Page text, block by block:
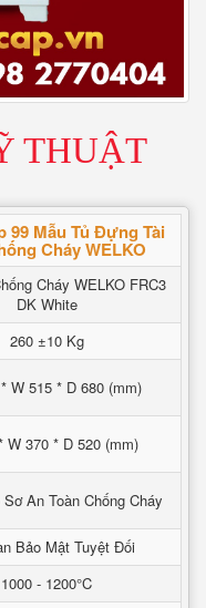
THUẬT
99 Mẫu Tủ Đựng Tài
Cháy WELKO
Cháy WELKO FRC3
DK White
260 ±10 Kg
W 515 * D 680 (mm)
W 370 * D 520 (mm)
An Toàn Chống Cháy
Bảo Mật Tuyệt Đối
1000 - 1200°C